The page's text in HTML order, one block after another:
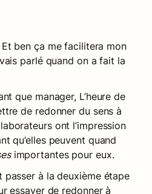
Et ben ça me facilitera mon
parlé quand on a fait la
que manager, L’heure de
de redonner du sens à
ont l’impression
qu’elles peuvent quand
importantes pour eux.
passer à la deuxième étape
essayer de redonner à